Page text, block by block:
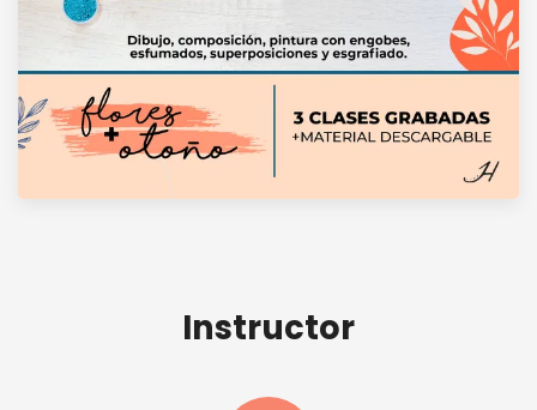
Instructor